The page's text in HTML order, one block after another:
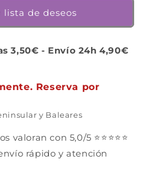
de deseos
3,50€ - Envío 24h 4,90€
Reserva por
y Baleares
con 5,0/5 ⭐⭐⭐⭐⭐
rápido y atención